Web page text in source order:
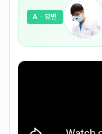
A · 답변